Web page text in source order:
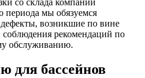
периода мы обязуемся
возникшие по вине
рекомендаций по
обслуживанию.
для бассейнов